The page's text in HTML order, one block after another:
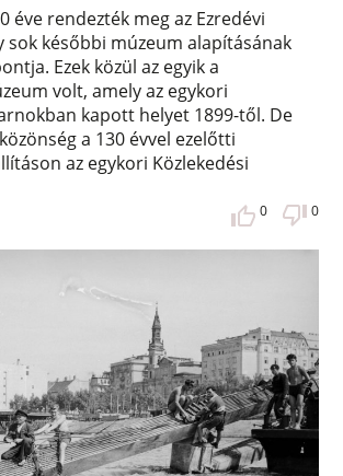
éve rendezték meg az Ezredévi
sok későbbi múzeum alapításának
Ezek közül az egyik a
volt, amely az egykori
kapott helyet 1899-től. De
a 130 évvel ezelőtti
az egykori Közlekedési
0 0